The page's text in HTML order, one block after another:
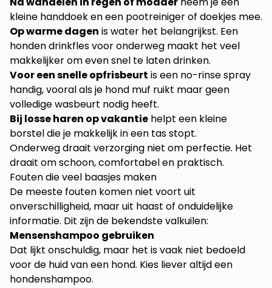
kleine handdoek en een pootreiniger of doekjes mee.
Op warme dagen is water het belangrijkst. Een
honden drinkfles voor onderweg maakt het veel
makkelijker om even snel te laten drinken.
Voor een snelle opfrisbeurt is een no-rinse spray
handig, vooral als je hond muf ruikt maar geen
volledige wasbeurt nodig heeft.
Bij losse haren op vakantie helpt een kleine
borstel die je makkelijk in een tas stopt.
Onderweg draait verzorging niet om perfectie. Het
draait om schoon, comfortabel en praktisch.
Fouten die veel baasjes maken
De meeste fouten komen niet voort uit
onverschilligheid, maar uit haast of onduidelijke
informatie. Dit zijn de bekendste valkuilen:
Mensenshampoo gebruiken
Dat lijkt onschuldig, maar het is vaak niet bedoeld
voor de huid van een hond. Kies liever altijd een
hondenshampoo.